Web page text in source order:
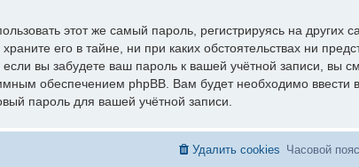
этот же самый пароль, регистрируясь на других
его в тайне, ни при каких обстоятельствах ни
вы забудете ваш пароль к вашей учётной записи, вы
обеспечением phpBB. Вам будет необходимо ввести
пароль для вашей учётной записи.
Часовой
Удалить cookies